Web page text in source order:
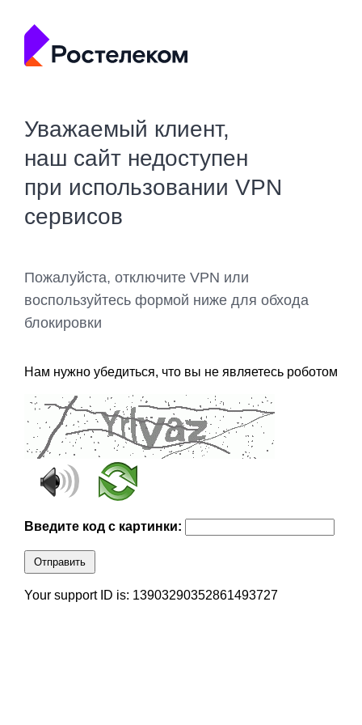
Уважаемый клиент,
наш сайт недоступен
при использовании VPN
сервисов
Пожалуйста, отключите VPN или
воспользуйтесь формой ниже для обхода
блокировки
Нам нужно убедиться, что вы не являетесь роботом
Введите код с картинки:
Отправить
Your support ID is: 13903290352861493727